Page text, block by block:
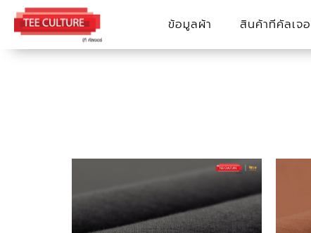
Skip
content
ข้อมูลผ้า สินค้าทีคัลเจ